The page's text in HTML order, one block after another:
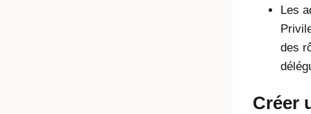
Les
des
Créer